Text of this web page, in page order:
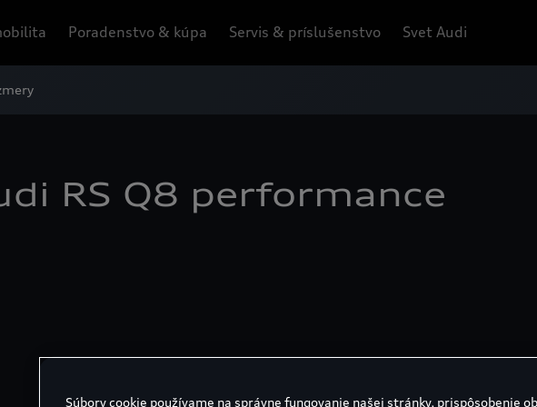
Poradenstvo & kúpa Servis & príslušenstvo Svet Audi
RS Q8 performance
Súbory cookie používame na správne fungovanie našej stránky, prispôsobenie